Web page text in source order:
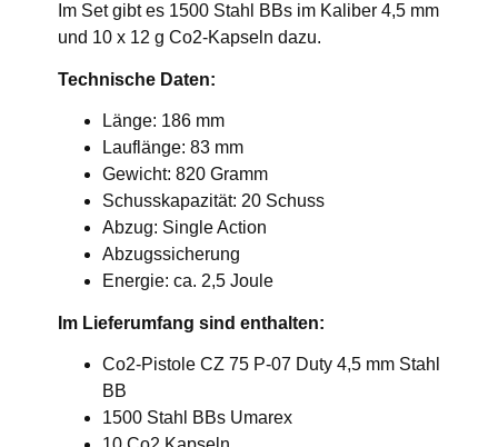
Im Set gibt es 1500 Stahl BBs im Kaliber 4,5 mm
und 10 x 12 g Co2-Kapseln dazu.
Technische Daten:
Länge: 186 mm
Lauflänge: 83 mm
Gewicht: 820 Gramm
Schusskapazität: 20 Schuss
Abzug: Single Action
Abzugssicherung
Energie: ca. 2,5 Joule
Im Lieferumfang sind enthalten:
Co2-Pistole CZ 75 P-07 Duty 4,5 mm Stahl
BB
1500 Stahl BBs Umarex